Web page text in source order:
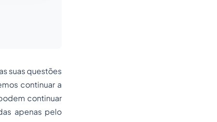
suas questões
continuar a
continuar
apenas pelo